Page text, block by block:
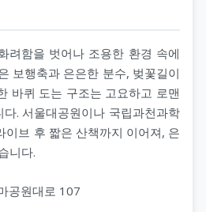
려함을 벗어나 조용한 환경 속에
보행축과 은은한 분수, 벚꽃길이
바퀴 도는 구조는 고요하고 로맨
. 서울대공원이나 국립과천과학
이브 후 짧은 산책까지 이어져, 은
니다.
공원대로 107